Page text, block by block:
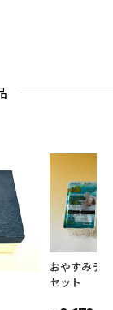
おやすみテ
セット